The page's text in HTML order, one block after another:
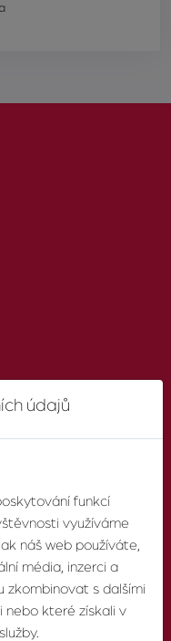
údajů
funkcí
využíváme
náš web používáte,
média, inzerci a
zkombinovat s dalšími
nebo které získali v